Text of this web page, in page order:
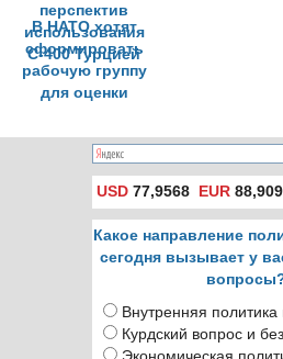
В НАТО хотят
сформировать
рабочую группу
для оценки
использования
С-400 Турцией
USD 77,9568 EUR
Какое направление
сегодня вызывает у
Внутренняя
Курдский вопрос и